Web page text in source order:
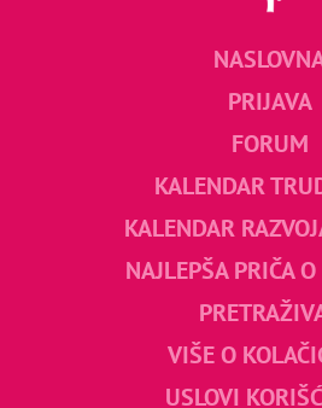
PRIJAVA
FORUM
KALENDAR
KALENDAR
NAJLEPŠA PRIČA
VIŠE O
USLOVI